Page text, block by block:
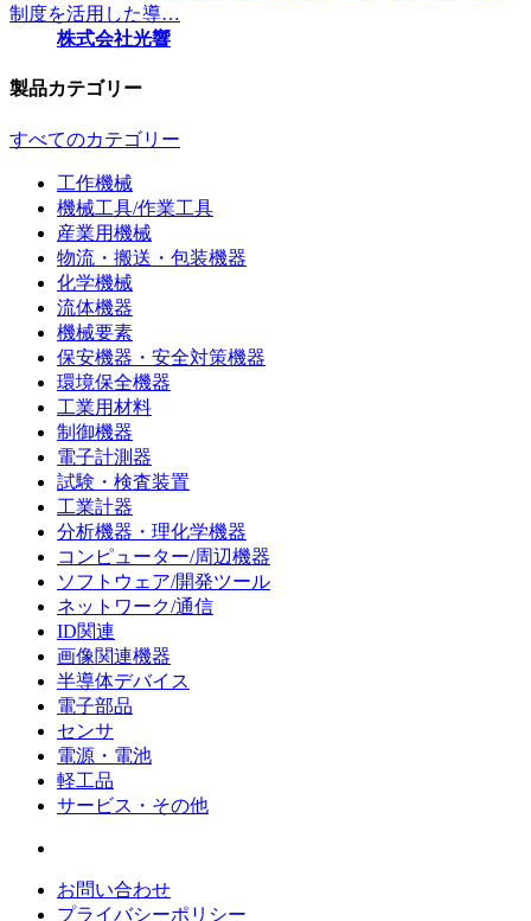
制度を活用した導…
株式会社光響
製品カテゴリー
すべてのカテゴリー
工作機械
機械工具/作業工具
産業用機械
物流・搬送・包装機器
化学機械
流体機器
機械要素
保安機器・安全対策機器
環境保全機器
工業用材料
制御機器
電子計測器
試験・検査装置
工業計器
分析機器・理化学機器
コンピューター/周辺機器
ソフトウェア/開発ツール
ネットワーク/通信
ID関連
画像関連機器
半導体デバイス
電子部品
センサ
電源・電池
軽工品
サービス・その他
お問い合わせ
プライバシーポリシー